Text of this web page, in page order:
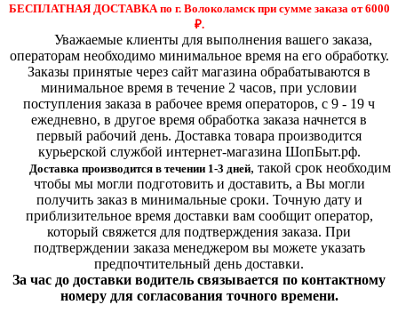
БЕСПЛАТНАЯ ДОСТАВКА по г. Волоколамск при сумме заказа от 6000
₽.
Уважаемые клиенты для выполнения вашего заказа,
операторам необходимо минимальное время на его обработку.
Заказы принятые через сайт магазина обрабатываются в
минимальное время в течение 2 часов, при условии
поступления заказа в рабочее время операторов, с 9 - 19 ч
ежедневно, в другое время обработка заказа начнется в
первый рабочий день. Доставка товара производится
курьерской службой интернет-магазина ШопБыт.рф.
Доставка производится в течении 1-3 дней, такой срок необходим
чтобы мы могли подготовить и доставить, а Вы могли
получить заказ в минимальные сроки. Точную дату и
приблизительное время доставки вам сообщит оператор,
который свяжется для подтверждения заказа. При
подтверждении заказа менеджером вы можете указать
предпочтительный день доставки.
За час до доставки водитель связывается по контактному
номеру для согласования точного времени.